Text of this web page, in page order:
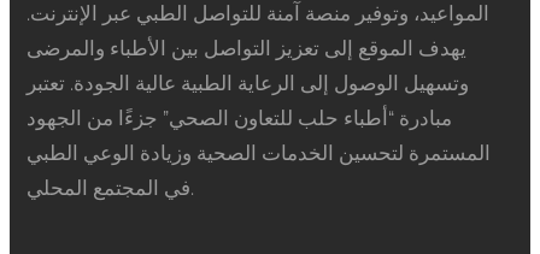
المواعيد، وتوفير منصة آمنة للتواصل الطبي عبر الإنترنت.
يهدف الموقع إلى تعزيز التواصل بين الأطباء والمرضى
وتسهيل الوصول إلى الرعاية الطبية عالية الجودة. تعتبر
مبادرة “أطباء حلب للتعاون الصحي” جزءًا من الجهود
المستمرة لتحسين الخدمات الصحية وزيادة الوعي الطبي
في المجتمع المحلي.